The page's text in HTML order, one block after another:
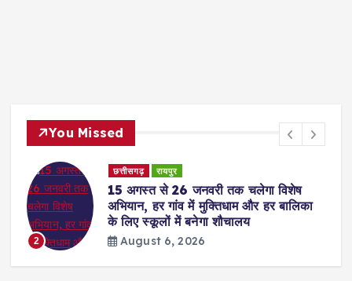
You Missed
2
छत्तीसगढ़ रायपुर
15 अगस्त से 26 जनवरी तक चलेगा विशेष
अभियान, हर गांव में मुक्तिधाम और हर बालिका
के लिए स्कूलों में बनेगा शौचालय
August 6, 2026